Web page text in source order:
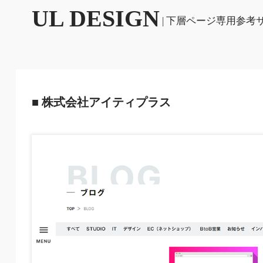
UL DESIGN | 下層ページ専用参考
■ 株式会社アイティプラス